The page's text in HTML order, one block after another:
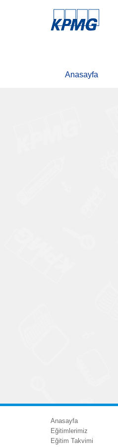
Anasayfa
Anasayfa
Eğitimlerimiz
Eğitim Takvimi